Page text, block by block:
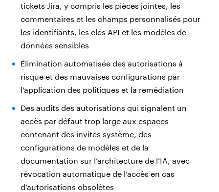
tickets Jira, y compris les pièces jointes, les
commentaires et les champs personnalisés pour
les identifiants, les clés API et les modèles de
données sensibles
Élimination automatisée des autorisations à
risque et des mauvaises configurations par
l’application des politiques et la remédiation
Des audits des autorisations qui signalent un
accès par défaut trop large aux espaces
contenant des invites système, des
configurations de modèles et de la
documentation sur l’architecture de l’IA, avec
révocation automatique de l’accès en cas
d’autorisations obsolètes